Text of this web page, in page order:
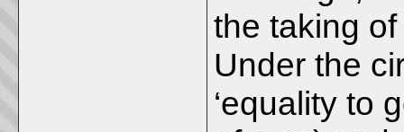
the taking
Under the
‘equality to